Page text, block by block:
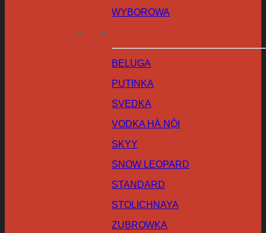
WYBOROWA
BELUGA
PUTINKA
SVEDKA
VODKA HÀ NỘI
SKYY
SNOW LEOPARD
STANDARD
STOLICHNAYA
ZUBROWKA